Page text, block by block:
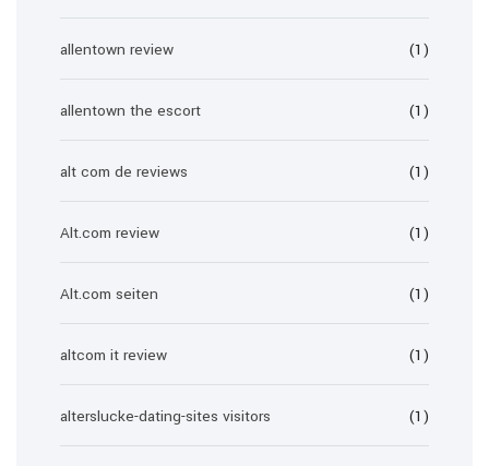
allentown review (1)
allentown the escort (1)
alt com de reviews (1)
Alt.com review (1)
Alt.com seiten (1)
altcom it review (1)
alterslucke-dating-sites visitors (1)